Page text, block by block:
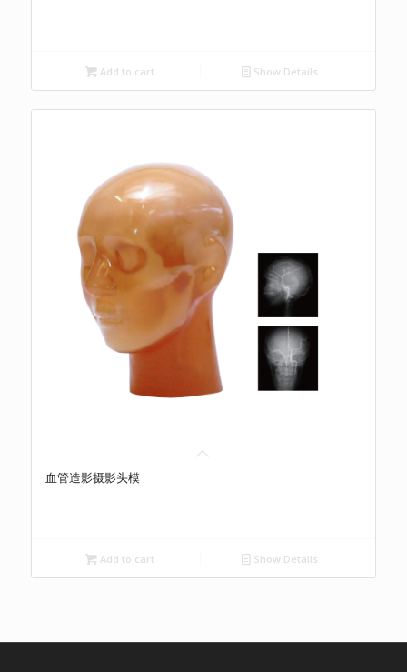
Add to cart Show Details
血管造影摄影头模
Add to cart Show Details